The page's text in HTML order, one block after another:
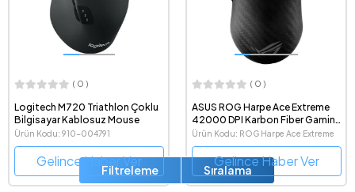
Filtreleme Sıralama
( 0 )
Logitech M720 Triathlon Çoklu
Bilgisayar Kablosuz Mouse
Ürün Kodu: 910-004791
Gelince Haber Ver
( 0 )
ASUS ROG Harpe Ace Extreme
42000 DPI Karbon Fiber Gaming
Mouse
Ürün Kodu: ROG Harpe Ace Extreme
Gelince Haber Ver